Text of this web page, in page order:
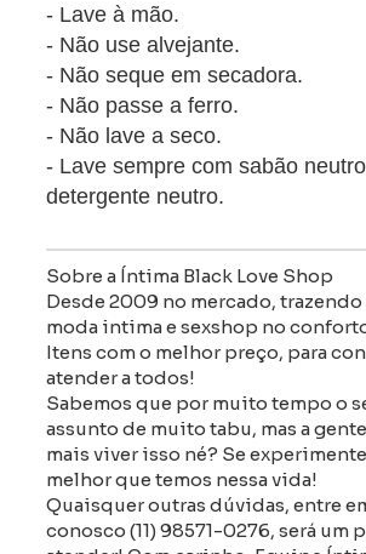
- Lave à mão.
- Não use alvejante.
- Não seque em secadora.
- Não passe a ferro.
- Não lave a seco.
- Lave sempre com sabão
detergente neutro.
Sobre a Íntima Black Love Shop
Desde 2009 no mercado,
moda intima e sexshop no
Itens com o melhor preço, para
atender a todos!
Sabemos que por muito tempo o
assunto de muito tabu, mas a
mais viver isso né? Se
melhor que temos nessa vida!
Quaisquer outras dúvidas, entre
conosco (11) 98571-0276, será um